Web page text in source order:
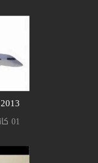
01 كانون الثاني 2013, 12:00 ص